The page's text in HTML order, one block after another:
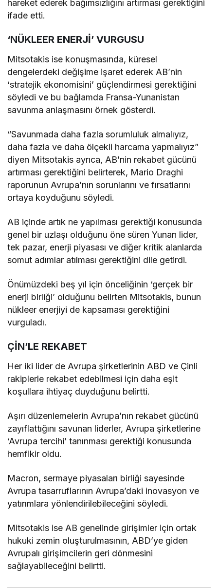
hareket ederek bağımsızlığını artırması gerektiğini
ifade etti.
‘NÜKLEER ENERJİ’ VURGUSU
Mitsotakis ise konuşmasında, küresel
dengelerdeki değişime işaret ederek AB’nin
‘stratejik ekonomisini’ güçlendirmesi gerektiğini
söyledi ve bu bağlamda Fransa-Yunanistan
savunma anlaşmasını örnek gösterdi.
“Savunmada daha fazla sorumluluk almalıyız,
daha fazla ve daha ölçekli harcama yapmalıyız”
diyen Mitsotakis ayrıca, AB’nin rekabet gücünü
artırması gerektiğini belirterek, Mario Draghi
raporunun Avrupa’nın sorunlarını ve fırsatlarını
ortaya koyduğunu söyledi.
AB içinde artık ne yapılması gerektiği konusunda
genel bir uzlaşı olduğunu öne süren Yunan lider,
tek pazar, enerji piyasası ve diğer kritik alanlarda
somut adımlar atılması gerektiğini dile getirdi.
Önümüzdeki beş yıl için önceliğinin ‘gerçek bir
enerji birliği’ olduğunu belirten Mitsotakis, bunun
nükleer enerjiyi de kapsaması gerektiğini
vurguladı.
ÇİN’LE REKABET
Her iki lider de Avrupa şirketlerinin ABD ve Çinli
rakiplerle rekabet edebilmesi için daha eşit
koşullara ihtiyaç duyduğunu belirtti.
Aşırı düzenlemelerin Avrupa’nın rekabet gücünü
zayıflattığını savunan liderler, Avrupa şirketlerine
‘Avrupa tercihi’ tanınması gerektiği konusunda
hemfikir oldu.
Macron, sermaye piyasaları birliği sayesinde
Avrupa tasarruflarının Avrupa’daki inovasyon ve
yatırımlara yönlendirilebileceğini söyledi.
Mitsotakis ise AB genelinde girişimler için ortak
hukuki zemin oluşturulmasının, ABD’ye giden
Avrupalı girişimcilerin geri dönmesini
sağlayabileceğini belirtti.